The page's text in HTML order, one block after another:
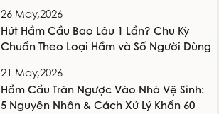
26 May,2026
Hút Hầm Cầu Bao Lâu 1 Lần? Chu Kỳ
Chuẩn Theo Loại Hầm và Số Người Dùng
21 May,2026
Hầm Cầu Tràn Ngược Vào Nhà Vệ Sinh:
5 Nguyên Nhân & Cách Xử Lý Khẩn 60